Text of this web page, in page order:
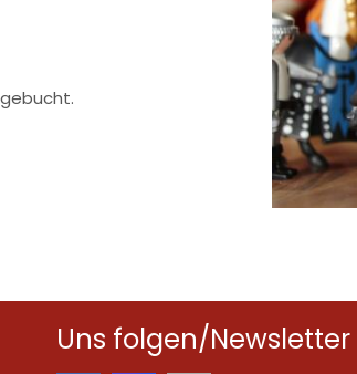
Uns folgen/Newsletter